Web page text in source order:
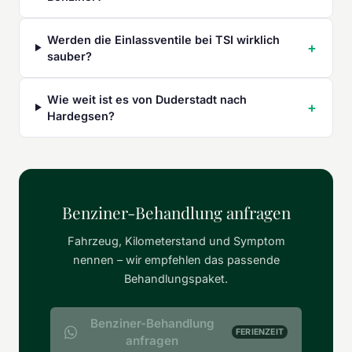
Werden die Einlassventile bei TSI wirklich
sauber?
Wie weit ist es von Duderstadt nach
Hardegsen?
Benziner-Behandlung anfragen
Fahrzeug, Kilometerstand und Symptom
nennen – wir empfehlen das passende
Behandlungspaket.
Benziner-Behandlung
anfragen
FERIENZEIT